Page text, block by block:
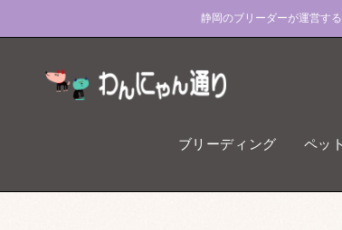
静岡のブリーダーが運営す
ブリーディング ペッ